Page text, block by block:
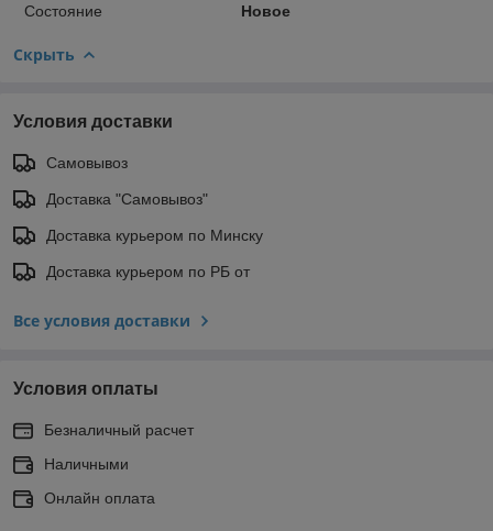
Состояние
Новое
Скрыть
Условия доставки
Самовывоз
Доставка "Самовывоз"
Доставка курьером по Минску
Доставка курьером по РБ от
Все условия доставки
Условия оплаты
Безналичный расчет
Наличными
Онлайн оплата